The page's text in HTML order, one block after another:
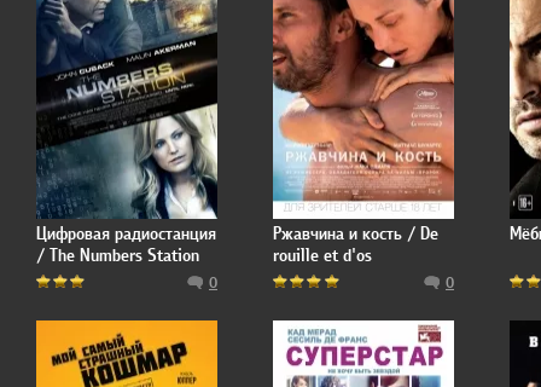
Цифровая радиостанция
/ The Numbers Station
0
Ржавчина и кость / De
rouille et d'os
0